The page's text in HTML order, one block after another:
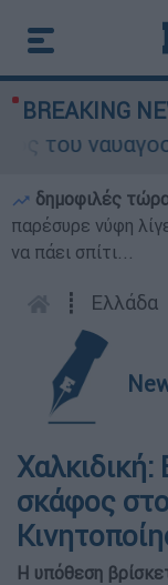
BREAKING
του
δημοφιλές
παρέσυρε νύφη
να πάει σπίτι...
┋ Ελλάδα
Χαλκιδική:
σκάφος
Η υπόθεση